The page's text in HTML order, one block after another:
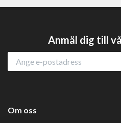
Anmäl dig till
Om oss